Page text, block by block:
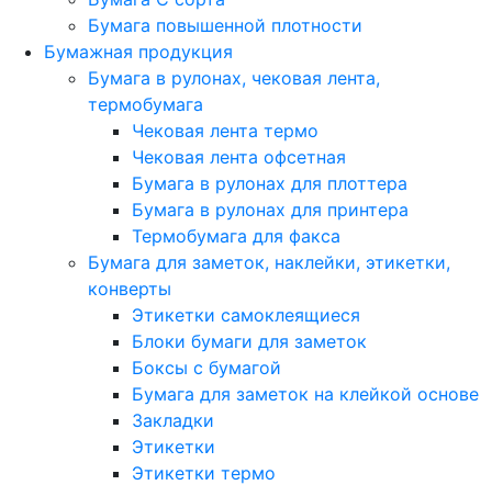
Бумага повышенной плотности
Бумажная продукция
Бумага в рулонах, чековая лента,
термобумага
Чековая лента термо
Чековая лента офсетная
Бумага в рулонах для плоттера
Бумага в рулонах для принтера
Термобумага для факса
Бумага для заметок, наклейки, этикетки,
конверты
Этикетки самоклеящиеся
Блоки бумаги для заметок
Боксы с бумагой
Бумага для заметок на клейкой основе
Закладки
Этикетки
Этикетки термо